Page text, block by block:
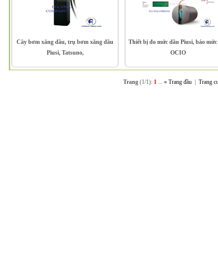
Cây bơm xăng dầu, trụ bơm xăng dầu
Piusi, Tatsuno,
Thiết bị đo mức dầu Piusi, báo
OCIO
Trang (1/1):1 ... « Trang đầu Trang